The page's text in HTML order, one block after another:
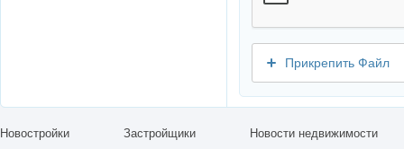
Прикрепить Файл
Новостройки Застройщики Новости недвижимости